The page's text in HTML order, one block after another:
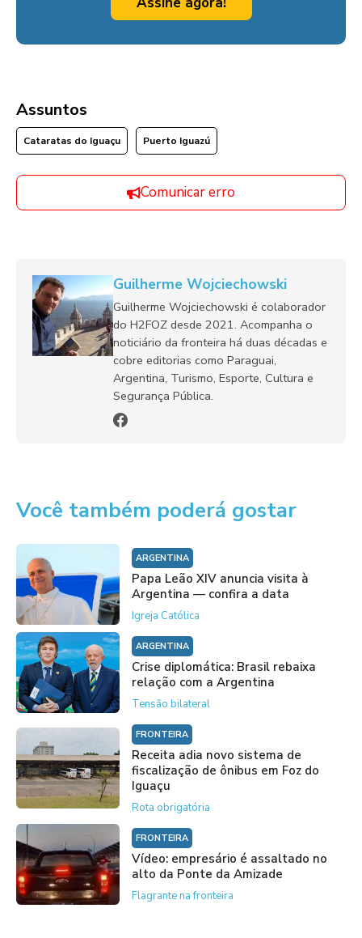
Assuntos
Cataratas do Iguaçu Puerto Iguazú
Comunicar erro
Guilherme Wojciechowski
Guilherme Wojciechowski é colaborador
do H2FOZ desde 2021. Acompanha o
noticiário da fronteira há duas décadas e
cobre editorias como Paraguai,
Argentina, Turismo, Esporte, Cultura e
Segurança Pública.
Você também poderá gostar
ARGENTINA
Papa Leão XIV anuncia visita à
Argentina — confira a data
Igreja Católica
ARGENTINA
Crise diplomática: Brasil rebaixa
relação com a Argentina
Tensão bilateral
FRONTEIRA
Receita adia novo sistema de
fiscalização de ônibus em Foz do
Iguaçu
Rota obrigatória
FRONTEIRA
Vídeo: empresário é assaltado no
alto da Ponte da Amizade
Flagrante na fronteira